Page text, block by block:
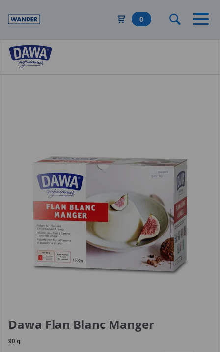
zum
0
Dawa Flan Blanc Manger
90 g